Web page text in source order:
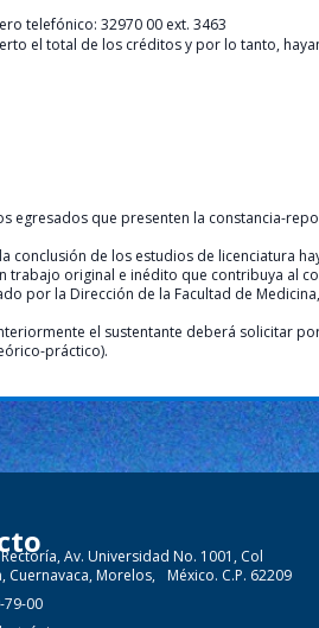
telefónico: 32970 00 ext. 3463
el total de los créditos y por lo tanto,
egresados que presenten la constancia-
de los estudios de licenciatura
original e inédito que contribuya al
la Dirección de la Facultad de
el sustentante deberá solicitar
práctico).
Av. Universidad No. 1001, Col
Cuernavaca, Morelos, México. C.P. 62209
79-00